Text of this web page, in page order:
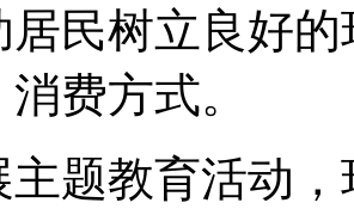
居民树立良好
费方式。
主题教育活动